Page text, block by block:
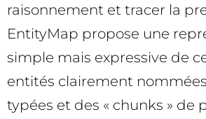
raisonnement et tracer la
EntityMap propose une
simple mais expressive de
entités clairement
typées et des « chunks » de